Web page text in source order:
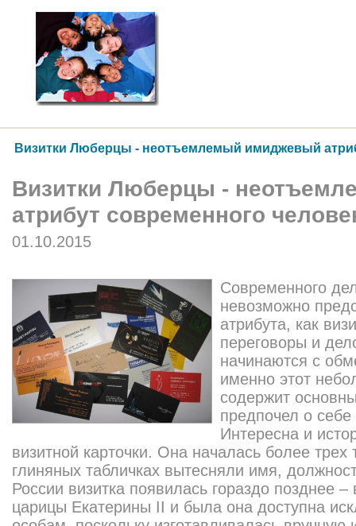
Визитки Люберцы - неотъемлемый имиджевый
Визитки Люберцы -
атрибут современного
01.10.2015
Современного
невозможно
атрибута, как
переговоры и
начинаются с
именно этот
содержит
предпочел о
Интересна и
визитной карточки. Она началась более трех
глиняных табличках вытесняли имя,
России визитка появилась гораздо позднее
царицы Екатерины II и была она доступна